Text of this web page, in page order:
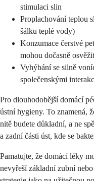
stimulaci slin
Proplachování teplou
šálku teplé vody)
Konzumace čerstvé
mohou dočasně
Vyhýbání se silně
společenskými
Pro dlouhodobější domácí
ústní hygieny. To znamená,
nitě budete důkladní, a ne
a zadní části úst, kde se
Pamatujte, že domácí léky
nevyřeší základní zubní